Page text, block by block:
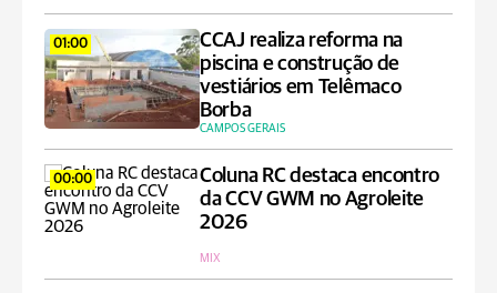
01:00
CCAJ realiza reforma na
piscina e construção de
vestiários em Telêmaco
Borba
CAMPOS GERAIS
00:00
Coluna RC destaca encontro
da CCV GWM no Agroleite
2026
MIX